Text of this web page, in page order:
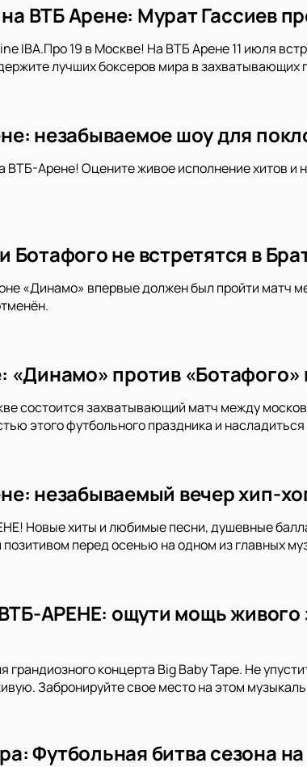
ВТБ Арене: Мурат Гассиев
IBA.Про 19 в Москве! На ВТБ Арене 11 июля
лучших боксеров мира в захватывающих
незабываемое шоу для
ВТБ-Арене! Оцените живое исполнение хитов и
не встретятся в
«Динамо» впервые должен был пройти матч
«Динамо» против «Ботафого»
состоится захватывающий матч между
этого футбольного праздника и
незабываемый вечер хип-
Новые хиты и любимые песни, душевные
позитивом перед осенью на одном из главных
АРЕНЕ: ощути мощь живого
концерта Big Baby Tape. Не
Забронируйте свое место на этом
Футбольная битва сезона